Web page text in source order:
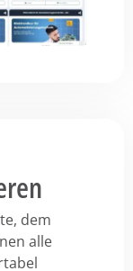
dem
alle